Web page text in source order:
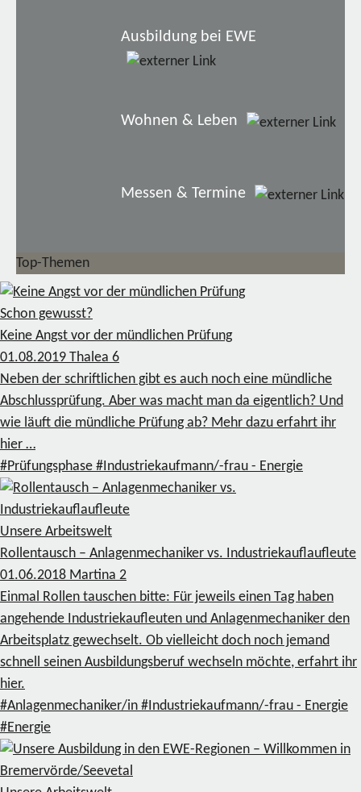
Ausbildung bei EWE
Wohnen & Leben
Messen & Termine
Top-Themen
Schon gewusst?
Keine Angst vor der mündlichen Prüfung
01.08.2019 Thalea 6
Neben der schriftlichen gibt es auch noch eine mündliche
Abschlussprüfung. Aber was macht man da eigentlich? Und
wie läuft die mündliche Prüfung ab? Mehr dazu erfahrt ihr
hier …
#Prüfungsphase #Industriekaufmann/-frau - Energie
Unsere Arbeitswelt
Rollentausch – Anlagenmechaniker vs. Industriekauflaufleute
01.06.2018 Martina 2
Einmal Rollen tauschen bitte: Für jeweils einen Tag haben
angehende Industriekaufleuten und Anlagenmechaniker den
Arbeitsplatz gewechselt. Ob vielleicht doch noch jemand
schnell seinen Ausbildungsberuf wechseln möchte, erfahrt ihr
hier.
#Anlagenmechaniker/in #Industriekaufmann/-frau - Energie
#Energie